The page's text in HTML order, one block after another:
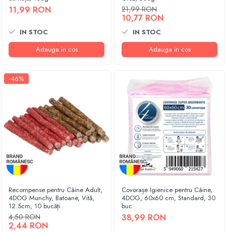
11,99 RON
IN STOC
Adauga in cos
21,99 RON
10,77 RON
IN STOC
Adauga in cos
-46%
Recompense pentru Câine Adult,
4DOG Munchy, Batoane, Vită,
12.5cm, 10 bucăți
4,50 RON
2,44 RON
Covorașe Igienice pentru Câine,
4DOG, 60x60 cm, Standard, 30
buc
38,99 RON